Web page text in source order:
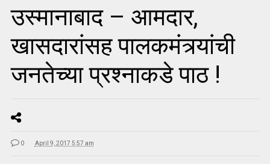
उस्मानाबाद – आमदार,
खासदारांसह पालकमंत्र्यांची
जनतेच्या प्रश्नाकडे पाठ !
0 April 9, 2017 5:57 am